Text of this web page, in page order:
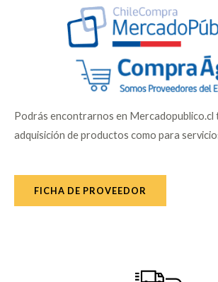
Podrás encontrarnos en Mercadopublico.cl
adquisición de productos como para
FICHA DE PROVEEDOR